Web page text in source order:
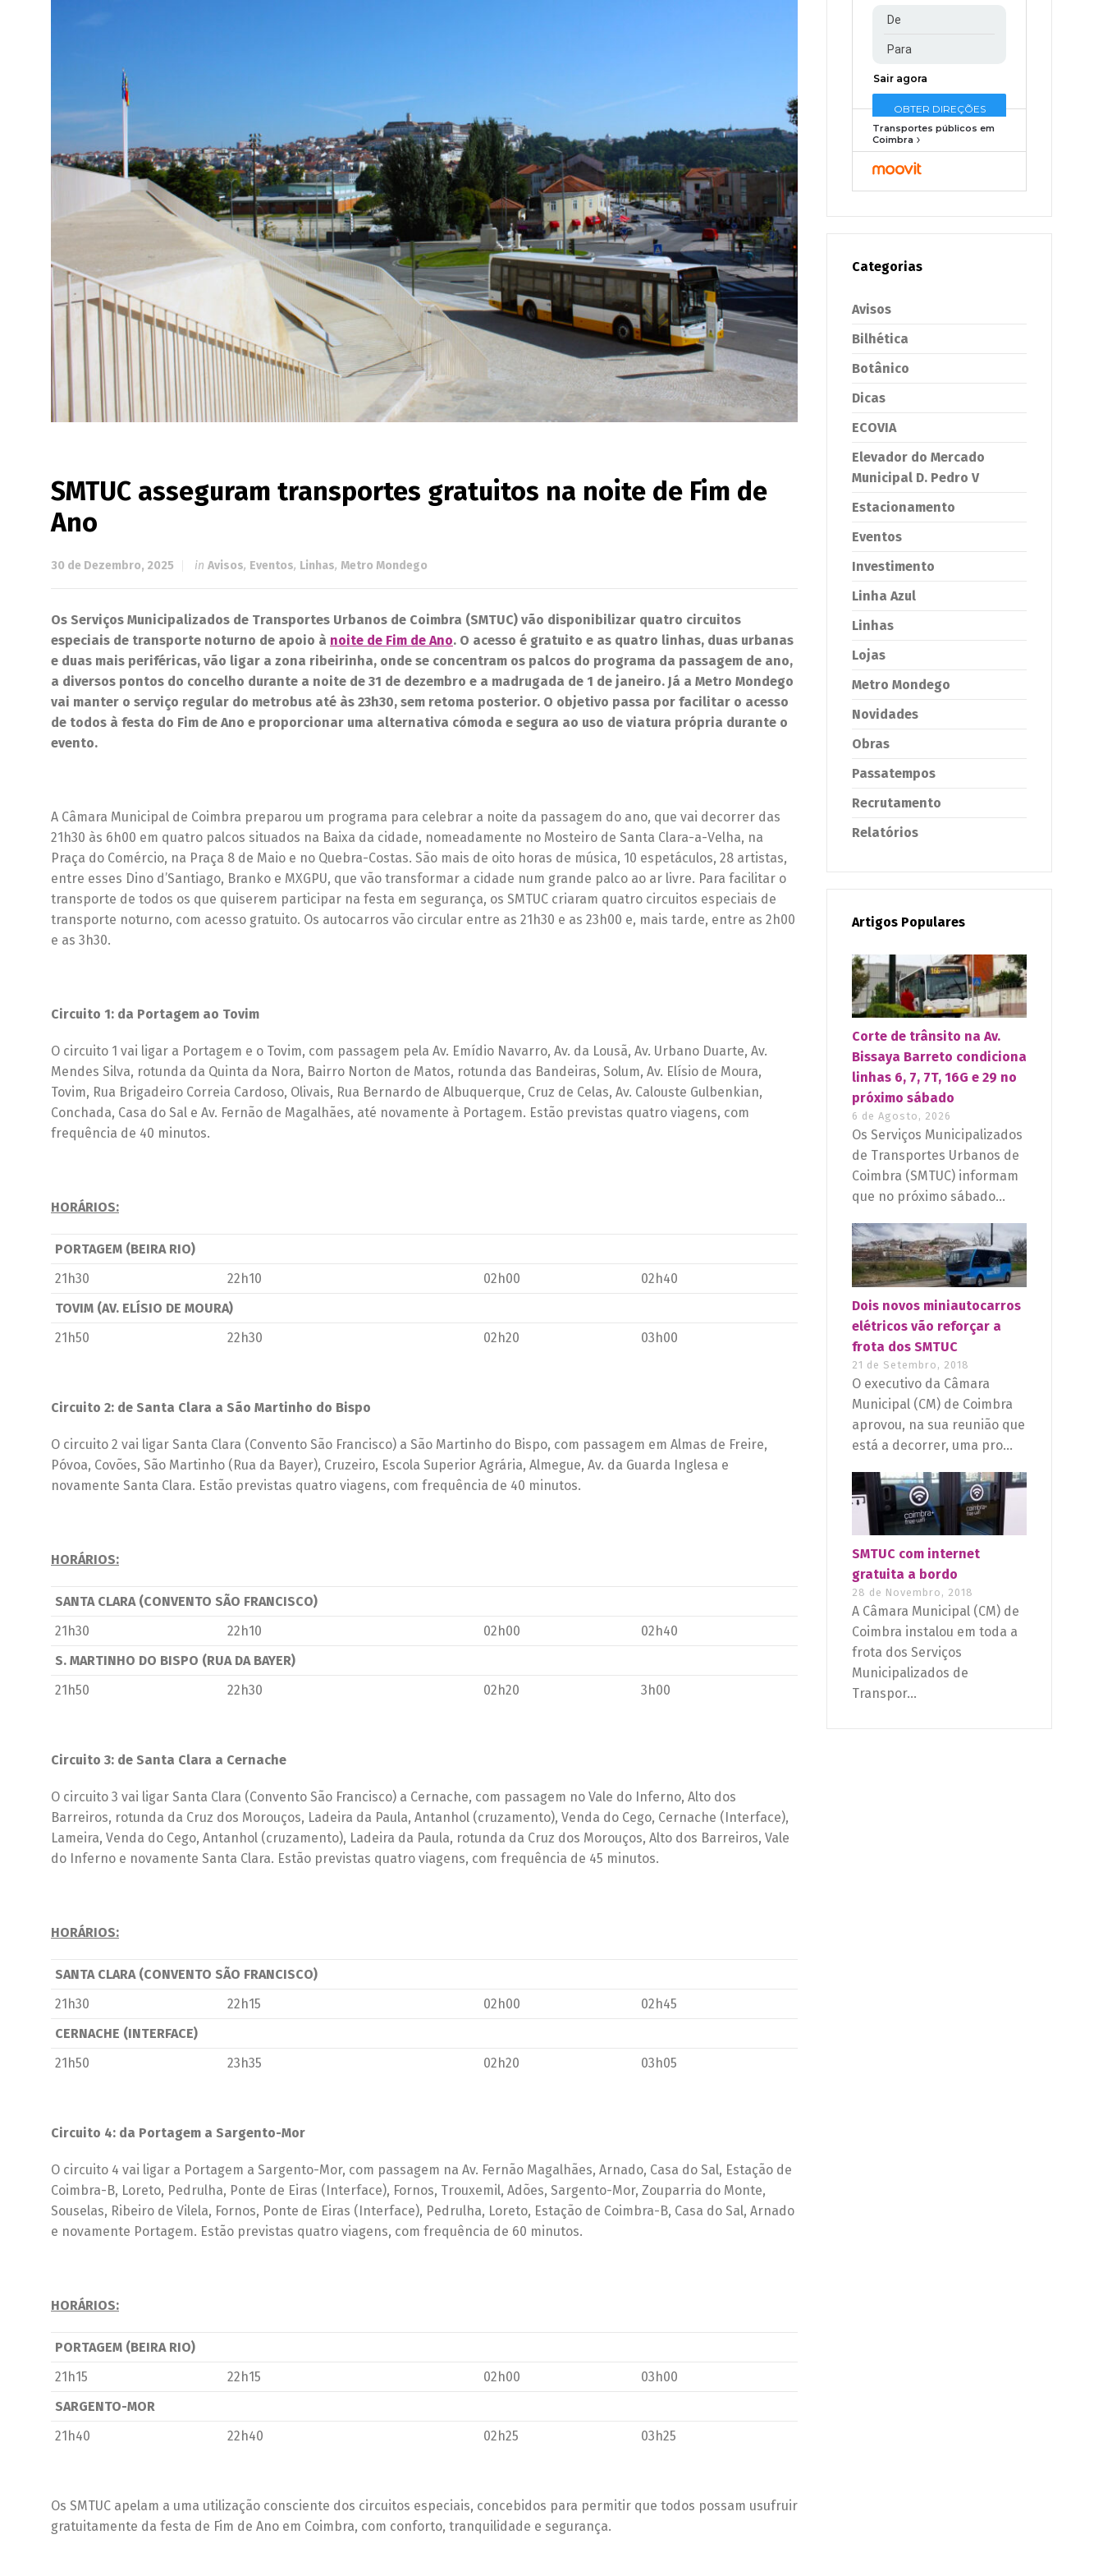
SMTUC asseguram transportes gratuitos na noite de Fim de
Ano
30 de Dezembro, 2025 in Avisos, Eventos, Linhas, Metro Mondego
Os Serviços Municipalizados de Transportes Urbanos de Coimbra (SMTUC) vão disponibilizar quatro circuitos
especiais de transporte noturno de apoio à noite de Fim de Ano. O acesso é gratuito e as quatro linhas, duas urbanas
e duas mais periféricas, vão ligar a zona ribeirinha, onde se concentram os palcos do programa da passagem de ano,
a diversos pontos do concelho durante a noite de 31 de dezembro e a madrugada de 1 de janeiro. Já a Metro Mondego
vai manter o serviço regular do metrobus até às 23h30, sem retoma posterior. O objetivo passa por facilitar o acesso
de todos à festa do Fim de Ano e proporcionar uma alternativa cómoda e segura ao uso de viatura própria durante o
evento.
A Câmara Municipal de Coimbra preparou um programa para celebrar a noite da passagem do ano, que vai decorrer das
21h30 às 6h00 em quatro palcos situados na Baixa da cidade, nomeadamente no Mosteiro de Santa Clara-a-Velha, na
Praça do Comércio, na Praça 8 de Maio e no Quebra-Costas. São mais de oito horas de música, 10 espetáculos, 28 artistas,
entre esses Dino d’Santiago, Branko e MXGPU, que vão transformar a cidade num grande palco ao ar livre. Para facilitar o
transporte de todos os que quiserem participar na festa em segurança, os SMTUC criaram quatro circuitos especiais de
transporte noturno, com acesso gratuito. Os autocarros vão circular entre as 21h30 e as 23h00 e, mais tarde, entre as 2h00
e as 3h30.
Circuito 1: da Portagem ao Tovim
O circuito 1 vai ligar a Portagem e o Tovim, com passagem pela Av. Emídio Navarro, Av. da Lousã, Av. Urbano Duarte, Av.
Mendes Silva, rotunda da Quinta da Nora, Bairro Norton de Matos, rotunda das Bandeiras, Solum, Av. Elísio de Moura,
Tovim, Rua Brigadeiro Correia Cardoso, Olivais, Rua Bernardo de Albuquerque, Cruz de Celas, Av. Calouste Gulbenkian,
Conchada, Casa do Sal e Av. Fernão de Magalhães, até novamente à Portagem. Estão previstas quatro viagens, com
frequência de 40 minutos.
HORÁRIOS:
PORTAGEM (BEIRA RIO)
21h30
22h10 02h00
02h40
TOVIM (AV. ELÍSIO DE MOURA)
21h50
22h30 02h20 03h00
Circuito 2: de Santa Clara a São Martinho do Bispo
O circuito 2 vai ligar Santa Clara (Convento São Francisco) a São Martinho do Bispo, com passagem em Almas de Freire,
Póvoa, Covões, São Martinho (Rua da Bayer), Cruzeiro, Escola Superior Agrária, Almegue, Av. da Guarda Inglesa e
novamente Santa Clara. Estão previstas quatro viagens, com frequência de 40 minutos.
HORÁRIOS:
SANTA CLARA (CONVENTO SÃO FRANCISCO)
21h30
22h10 02h00
02h40
S. MARTINHO DO BISPO (RUA DA BAYER)
21h50
22h30 02h20 3h00
Circuito 3: de Santa Clara a Cernache
O circuito 3 vai ligar Santa Clara (Convento São Francisco) a Cernache, com passagem no Vale do Inferno, Alto dos
Barreiros, rotunda da Cruz dos Morouços, Ladeira da Paula, Antanhol (cruzamento), Venda do Cego, Cernache (Interface),
Lameira, Venda do Cego, Antanhol (cruzamento), Ladeira da Paula, rotunda da Cruz dos Morouços, Alto dos Barreiros, Vale
do Inferno e novamente Santa Clara. Estão previstas quatro viagens, com frequência de 45 minutos.
HORÁRIOS:
SANTA CLARA (CONVENTO SÃO FRANCISCO)
21h30
22h15 02h00
02h45
CERNACHE (INTERFACE)
21h50
23h35 02h20 03h05
Circuito 4: da Portagem a Sargento-Mor
O circuito 4 vai ligar a Portagem a Sargento-Mor, com passagem na Av. Fernão Magalhães, Arnado, Casa do Sal, Estação de
Coimbra-B, Loreto, Pedrulha, Ponte de Eiras (Interface), Fornos, Trouxemil, Adões, Sargento-Mor, Zouparria do Monte,
Souselas, Ribeiro de Vilela, Fornos, Ponte de Eiras (Interface), Pedrulha, Loreto, Estação de Coimbra-B, Casa do Sal, Arnado
e novamente Portagem. Estão previstas quatro viagens, com frequência de 60 minutos.
HORÁRIOS:
PORTAGEM (BEIRA RIO)
21h15
22h15 02h00
03h00
SARGENTO-MOR
21h40
22h40 02h25 03h25
Os SMTUC apelam a uma utilização consciente dos circuitos especiais, concebidos para permitir que todos possam usufruir
gratuitamente da festa de Fim de Ano em Coimbra, com conforto, tranquilidade e segurança.
Transportes públicos em
Coimbra
Categorias
Avisos
Bilhética
Botânico
Dicas
ECOVIA
Elevador do Mercado
Municipal D. Pedro V
Estacionamento
Eventos
Investimento
Linha Azul
Linhas
Lojas
Metro Mondego
Novidades
Obras
Passatempos
Recrutamento
Relatórios
Artigos Populares
Corte de trânsito na Av.
Bissaya Barreto condiciona
linhas 6, 7, 7T, 16G e 29 no
próximo sábado
6 de Agosto, 2026
Os Serviços Municipalizados
de Transportes Urbanos de
Coimbra (SMTUC) informam
que no próximo sábado...
Dois novos miniautocarros
elétricos vão reforçar a
frota dos SMTUC
21 de Setembro, 2018
O executivo da Câmara
Municipal (CM) de Coimbra
aprovou, na sua reunião que
está a decorrer, uma pro...
SMTUC com internet
gratuita a bordo
28 de Novembro, 2018
A Câmara Municipal (CM) de
Coimbra instalou em toda a
frota dos Serviços
Municipalizados de
Transpor...